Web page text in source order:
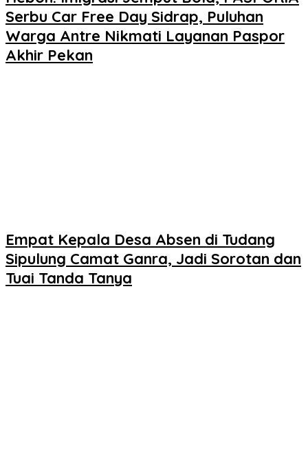
Serbu Car Free Day Sidrap, Puluhan
Warga Antre Nikmati Layanan Paspor
Akhir Pekan
Empat Kepala Desa Absen di Tudang
Sipulung Camat Ganra, Jadi Sorotan dan
Tuai Tanda Tanya